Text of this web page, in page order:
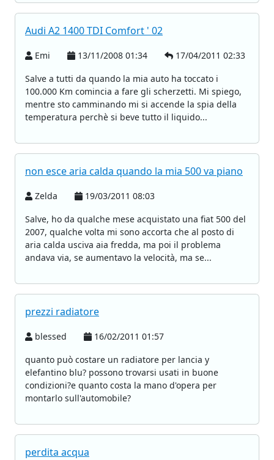
Audi A2 1400 TDI Comfort ' 02
Emi 13/11/2008 01:34
17/04/2011 02:33
Salve a tutti da quando la mia auto ha toccato i
100.000 Km comincia a fare gli scherzetti. Mi spiego,
mentre sto camminando mi si accende la spia della
temperatura perchè si beve tutto il liquido...
non esce aria calda quando la mia 500 va piano
Zelda
19/03/2011 08:03
Salve, ho da qualche mese acquistato una fiat 500 del
2007, qualche volta mi sono accorta che al posto di
aria calda usciva aia fredda, ma poi il problema
andava via, se aumentavo la velocità, ma se...
prezzi radiatore
blessed
16/02/2011 01:57
quanto può costare un radiatore per lancia y
elefantino blu? possono trovarsi usati in buone
condizioni?e quanto costa la mano d'opera per
montarlo sull'automobile?
perdita acqua